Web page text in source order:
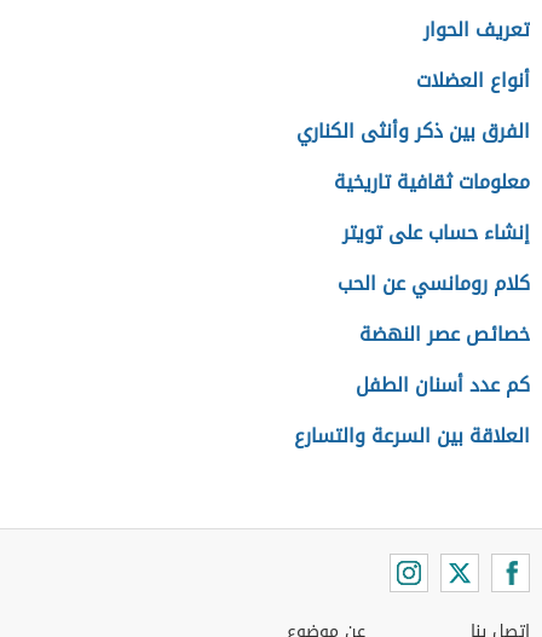
تعريف الحوار
أنواع العضلات
الفرق بين ذكر وأنثى الكناري
معلومات ثقافية تاريخية
إنشاء حساب على تويتر
كلام رومانسي عن الحب
خصائص عصر النهضة
كم عدد أسنان الطفل
العلاقة بين السرعة والتسارع